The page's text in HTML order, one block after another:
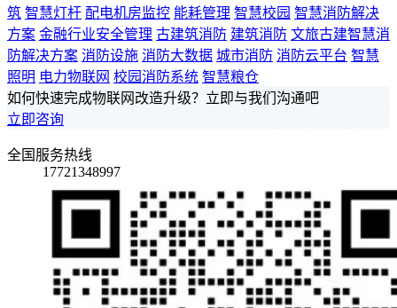
筑 智慧灯杆 配电机房监控 能耗管理 智慧校园 智慧消防解决
方案 金融行业安全管理 古建筑消防 建筑消防 文旅古建智慧消
防解决方案 消防设施 消防大数据 城市消防 消防云平台 智慧
照明 电力物联网 校园消防系统 智慧粮仓
如何快速完成物联网改造升级？立即与我们沟通吧
立即咨询
全国服务热线
17721348997